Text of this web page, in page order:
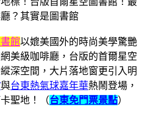
館以媲美國外的時尚美學驚艷
美級咖啡廳，台版的首爾星空
深空間，大片落地窗更引入明
與台東熱氣球嘉年華熱鬧登場，
聖地！（台東免門票景點）